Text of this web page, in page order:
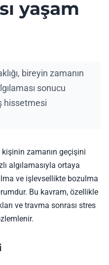
yaşam
bireyin zamanın
sonucu
hissetmesi
kişinin zamanın geçişini
algılamasıyla ortaya
ve işlevsellikte bozulma
Bu kavram, özellikle
ve travma sonrası stres